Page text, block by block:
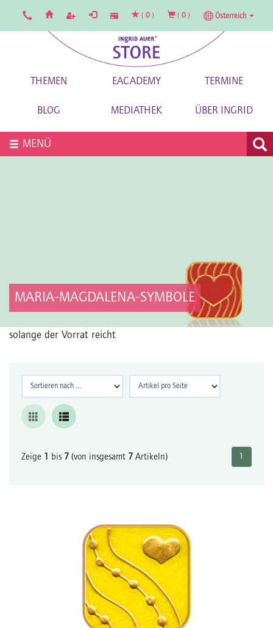
( 0 ) ( 0 ) Österreich
THEMEN EACADEMY TERMINE
BLOG MEDIATHEK ÜBER INGRID
MENÜ
MARIA-MAGDALENA-SYMBOLE
solange der Vorrat reicht
Zeige 1 bis 7 (von insgesamt 7 Artikeln) 1